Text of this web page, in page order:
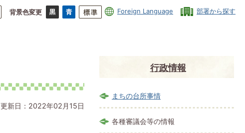
背景色変更 Foreign Language 部署から探す
更新日：2022年02月15日
行政情報
まちの台所事情
各種審議会等の情報